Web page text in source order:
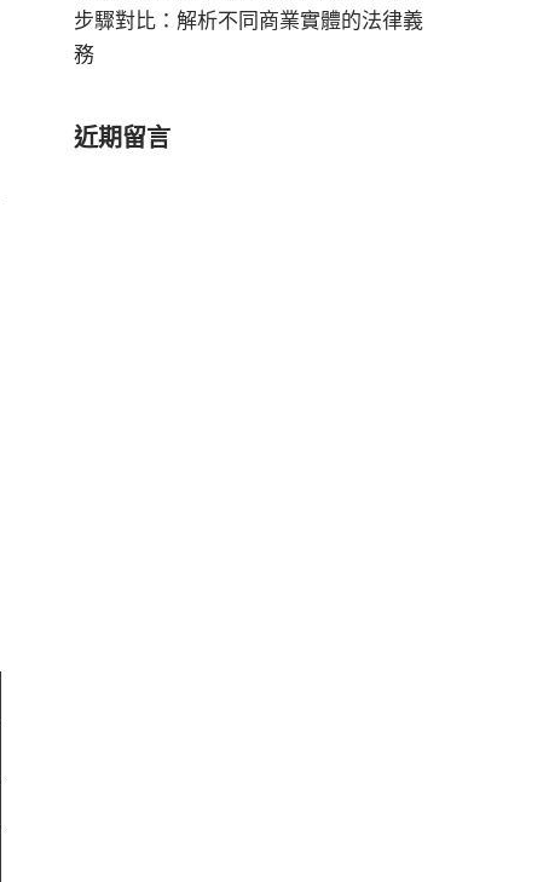
步驟對比：解析不同商業實體的法律義
務
近期留言